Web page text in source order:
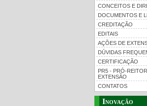
CONCEITOS E
DOCUMENTOS E
CREDITAÇÃO
EDITAIS
AÇÕES DE
DÚVIDAS
CERTIFICAÇÃO
PR5 - PRÓ-
EXTENSÃO
CONTATOS
Inovação